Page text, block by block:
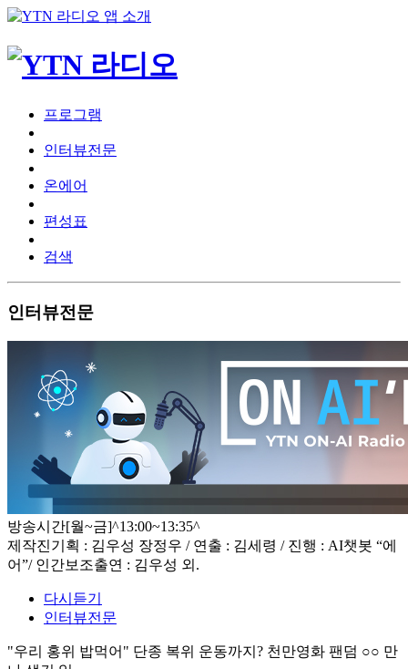
프로그램
인터뷰전문
온에어
편성표
검색
인터뷰전문
방송시간[월~금]^13:00~13:35^
제작진기획 : 김우성 장정우 / 연출 : 김세령 / 진행 : AI챗봇 “에
어”/ 인간보조출연 : 김우성 외.
다시듣기
인터뷰전문
"우리 홍위 밥먹어" 단종 복위 운동까지? 천만영화 팬덤 ○○ 만